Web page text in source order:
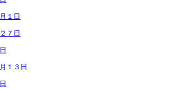
１日
７日
１３日